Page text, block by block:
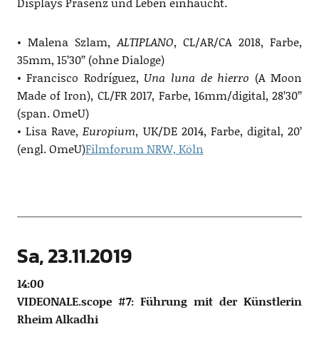
• Malena Szlam,ALTIPLANO, CL/AR/CA 2018, Farbe,
35mm, 15’30’’ (ohne Dialoge)
• Francisco Rodríguez, Una luna de hierro (A Moon
Made of Iron), CL/FR 2017, Farbe, 16mm/digital, 28’30’’
(span. OmeU)
• Lisa Rave,Europium, UK/DE 2014, Farbe, digital, 20’
(engl. OmeU)Filmforum NRW, Köln
Sa, 23.11.2019
14:00
VIDEONALE.scope #7: Führung mit der Künstlerin
Rheim Alkadhi